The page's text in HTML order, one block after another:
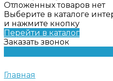
Отложенных товаров нет
Выберите в каталоге
и нажмите кнопку
Перейти в каталог
Заказать звонок
Главная